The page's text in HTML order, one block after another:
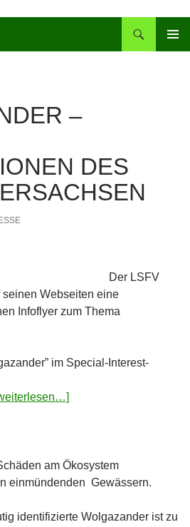
–
DES
Der LSFV
Webseiten eine
Infoflyer zum Thema
im Special-Interest-
am Ökosystem
einmündenden Gewässern.
identifizierte Wolgazander ist zu